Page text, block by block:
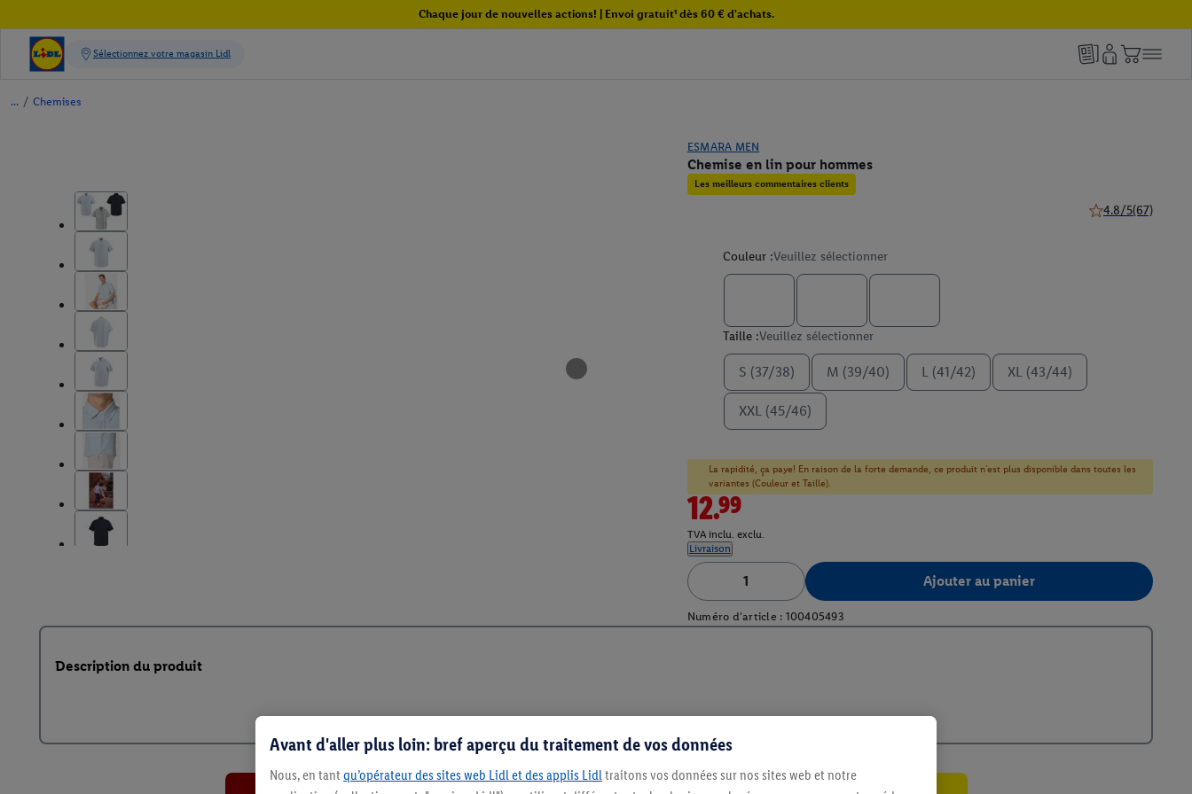
Chaque jour de nouvelles actions! | Envoi gratuit¹ dès 60 € d'achats.
/ Chemises
ESMARA MEN
Chemise en lin pour hommes
Les meilleurs commentaires clients
4.8/5(67)
Couleur :Veuillez sélectionner
Taille :Veuillez sélectionner
S (37/38) M (39/40) L (41/42) XL (43/44)
XXL (45/46)
La rapidité, ça paye! En raison de la forte demande, ce produit n'est plus disponible dans toutes les
variantes (Couleur et Taille).
12.99
TVA inclu. exclu.
Livraison
Ajouter au panier
Numéro d'article : 100405493
Description du produit
Avant d'aller plus loin: bref aperçu du traitement de vos données
Nous, en tant qu’opérateur des sites web Lidl et des applis Lidl traitons vos données sur nos sites web et notre